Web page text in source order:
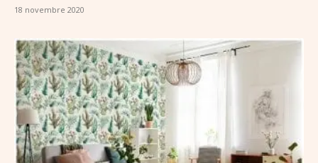
18 novembre 2020